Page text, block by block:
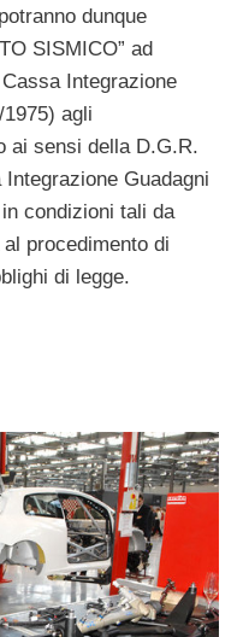
dunque
SISMICO” ad
Integrazione
agli
ai sensi della D.G.R.
Guadagni
condizioni tali da
procedimento di
di legge.